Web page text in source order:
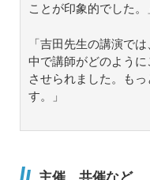
ことが印象的でした。
「吉田先生の講演で
中で講師がどのよう
させられました。も
す。」